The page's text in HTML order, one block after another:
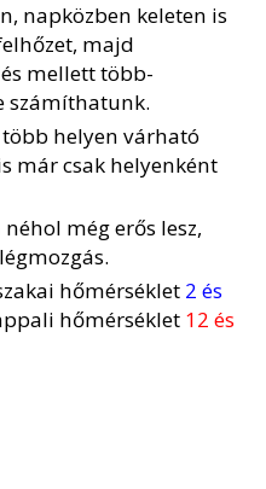
napközben keleten is
majd
mellett több-
számíthatunk.
helyen várható
már csak helyenként
még erős lesz,
hőmérséklet 2 és
hőmérséklet 12 és